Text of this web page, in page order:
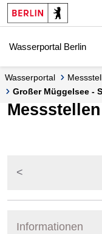
Springe zur Navigation
Springe zum Inhalt
Wasserportal Berlin
Wasserportal
Großer Müggelsee -
Messstellen
Informationen